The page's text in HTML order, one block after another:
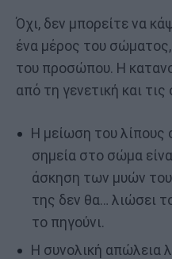
Όχι, δεν μπορείτε να
ένα μέρος του
του προσώπου. Η
από τη γενετική και τις
Η μείωση του λίπους
σημεία στο σώμα
άσκηση των μυών
της δεν θα… λιώσει
το πηγούνι.
Η συνολική απώλεια